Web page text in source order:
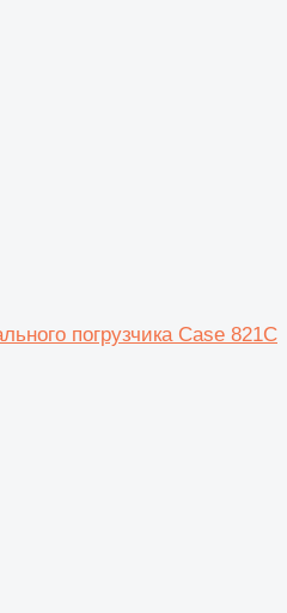
погрузчика Case 821C